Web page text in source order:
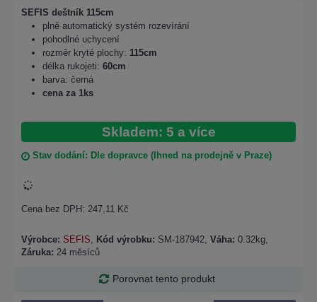
SEFIS deštník 115cm
plně automatický systém rozevírání
pohodlné uchycení
rozměr kryté plochy: 115cm
délka rukojeti: 60cm
barva: černá
cena za 1ks
Skladem: 5 a více
Stav dodání: Dle dopravce (Ihned na prodejně v Praze)
Cena bez DPH: 247,11 Kč
Výrobce: SEFIS, Kód výrobku: SM-187942, Váha: 0.32kg,
Záruka: 24 měsíců
Porovnat tento produkt